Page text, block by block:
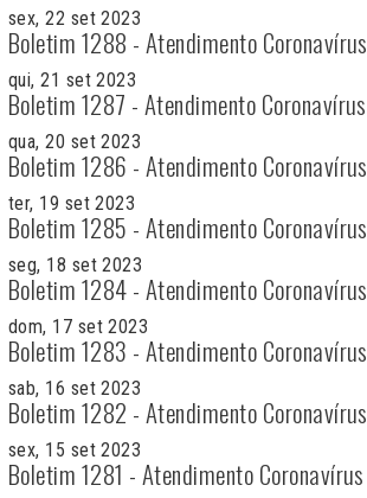
sex, 22 set 2023
Boletim 1288 - Atendimento Coronavírus
qui, 21 set 2023
Boletim 1287 - Atendimento Coronavírus
qua, 20 set 2023
Boletim 1286 - Atendimento Coronavírus
ter, 19 set 2023
Boletim 1285 - Atendimento Coronavírus
seg, 18 set 2023
Boletim 1284 - Atendimento Coronavírus
dom, 17 set 2023
Boletim 1283 - Atendimento Coronavírus
sab, 16 set 2023
Boletim 1282 - Atendimento Coronavírus
sex, 15 set 2023
Boletim 1281 - Atendimento Coronavírus